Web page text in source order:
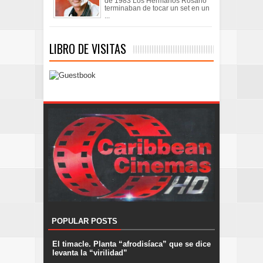
terminaban de tocar un set en un
...
LIBRO DE VISITAS
POPULAR POSTS
El timacle. Planta “afrodisíaca” que se dice
levanta la “virilidad”